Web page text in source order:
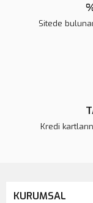
Sitede
Kredi
KURUMSAL